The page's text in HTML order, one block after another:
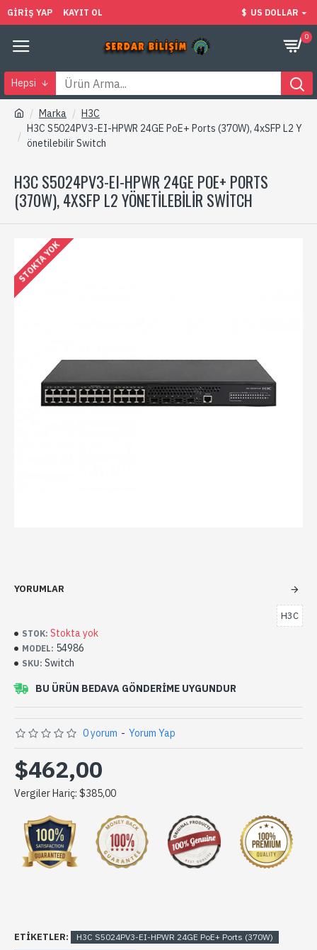
GIRIŞ YAP KAYIT OL $ US DOLLAR
0
Hepsi
Marka
H3C
H3C S5024PV3-EI-HPWR 24GE PoE+ Ports (370W), 4xSFP L2 Y
önetilebilir Switch
H3C S5024PV3-EI-HPWR 24GE POE+ PORTS
(370W), 4XSFP L2 YÖNETILEBILIR SWITCH
STOKTA YOK
YORUMLAR
BU ÜRÜN BEDAVA GÖNDERIME UYGUNDUR
STOK: Stokta yok
MODEL: 54986
SKU: Switch
H3C
0 yorum - Yorum Yap
$462,00
Vergiler Hariç: $385,00
ETIKETLER:
H3C S5024PV3-EI-HPWR 24GE PoE+ Ports (370W)